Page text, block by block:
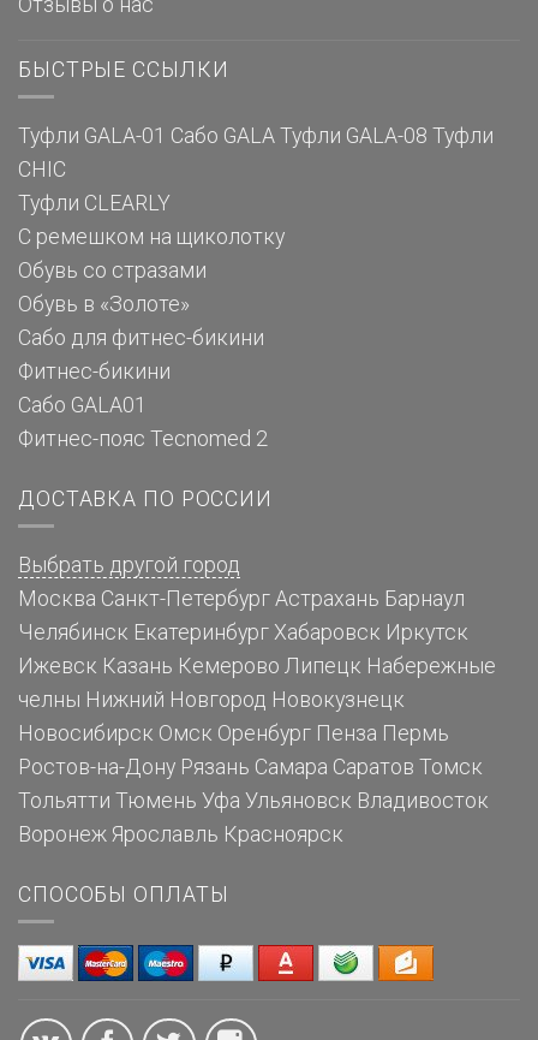
БЫСТРЫЕ ССЫЛКИ
Туфли GALA-01 Сабо GALA Туфли GALA-08 Туфли
CHIC
Туфли CLEARLY
С ремешком на щиколотку
Обувь со стразами
Обувь в «Золоте»
Сабо для фитнес-бикини
Фитнес-бикини
Сабо GALA01
Фитнес-пояс Tecnomed 2
ДОСТАВКА ПО РОССИИ
Выбрать другой город
Москва Санкт-Петербург Астрахань Барнаул
Челябинск Екатеринбург Хабаровск Иркутск
Ижевск Казань Кемерово Липецк Набережные
челны Нижний Новгород Новокузнецк
Новосибирск Омск Оренбург Пенза Пермь
Ростов-на-Дону Рязань Самара Саратов Томск
Тольятти Тюмень Уфа Ульяновск Владивосток
Воронеж Ярославль Красноярск
СПОСОБЫ ОПЛАТЫ